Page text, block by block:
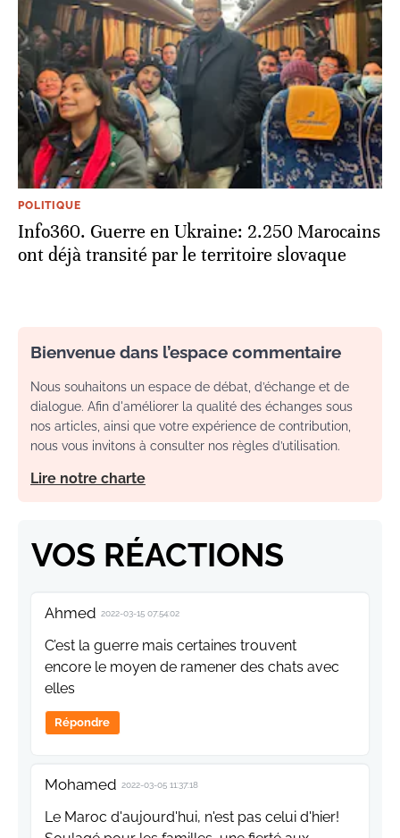
POLITIQUE
Info360. Guerre en Ukraine: 2.250 Marocains
ont déjà transité par le territoire slovaque
Bienvenue dans l’espace commentaire
Nous souhaitons un espace de débat, d’échange et de
dialogue. Afin d'améliorer la qualité des échanges sous
nos articles, ainsi que votre expérience de contribution,
nous vous invitons à consulter nos règles d’utilisation.
Lire notre charte
VOS RÉACTIONS
Ahmed 2022-03-15 07:54:02
C’est la guerre mais certaines trouvent
encore le moyen de ramener des chats avec
elles
Répondre
Mohamed 2022-03-05 11:37:18
Le Maroc d'aujourd'hui, n'est pas celui d'hier!